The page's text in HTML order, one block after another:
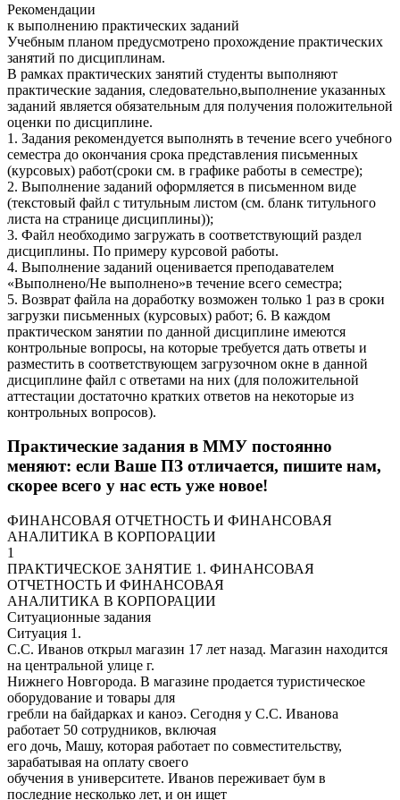
Рекомендации
к выполнению практических заданий
Учебным планом предусмотрено прохождение практических
занятий по дисциплинам.
В рамках практических занятий студенты выполняют
практические задания, следовательно,выполнение указанных
заданий является обязательным для получения положительной
оценки по дисциплине.
1. Задания рекомендуется выполнять в течение всего учебного
семестра до окончания срока представления письменных
(курсовых) работ(сроки см. в графике работы в семестре);
2. Выполнение заданий оформляется в письменном виде
(текстовый файл с титульным листом (см. бланк титульного
листа на странице дисциплины));
3. Файл необходимо загружать в соответствующий раздел
дисциплины. По примеру курсовой работы.
4. Выполнение заданий оценивается преподавателем
«Выполнено/Не выполнено»в течение всего семестра;
5. Возврат файла на доработку возможен только 1 раз в сроки
загрузки письменных (курсовых) работ; 6. В каждом
практическом занятии по данной дисциплине имеются
контрольные вопросы, на которые требуется дать ответы и
разместить в соответствующем загрузочном окне в данной
дисциплине файл с ответами на них (для положительной
аттестации достаточно кратких ответов на некоторые из
контрольных вопросов).
Практические задания в ММУ постоянно
меняют: если Ваше ПЗ отличается, пишите нам,
скорее всего у нас есть уже новое!
ФИНАНСОВАЯ ОТЧЕТНОСТЬ И ФИНАНСОВАЯ
АНАЛИТИКА В КОРПОРАЦИИ
1
ПРАКТИЧЕСКОЕ ЗАНЯТИЕ 1. ФИНАНСОВАЯ
ОТЧЕТНОСТЬ И ФИНАНСОВАЯ
АНАЛИТИКА В КОРПОРАЦИИ
Ситуационные задания
Ситуация 1.
С.С. Иванов открыл магазин 17 лет назад. Магазин находится
на центральной улице г.
Нижнего Новгорода. В магазине продается туристическое
оборудование и товары для
гребли на байдарках и каноэ. Сегодня у С.С. Иванова
работает 50 сотрудников, включая
его дочь, Машу, которая работает по совместительству,
зарабатывая на оплату своего
обучения в университете. Иванов переживает бум в
последние несколько лет, и он ищет